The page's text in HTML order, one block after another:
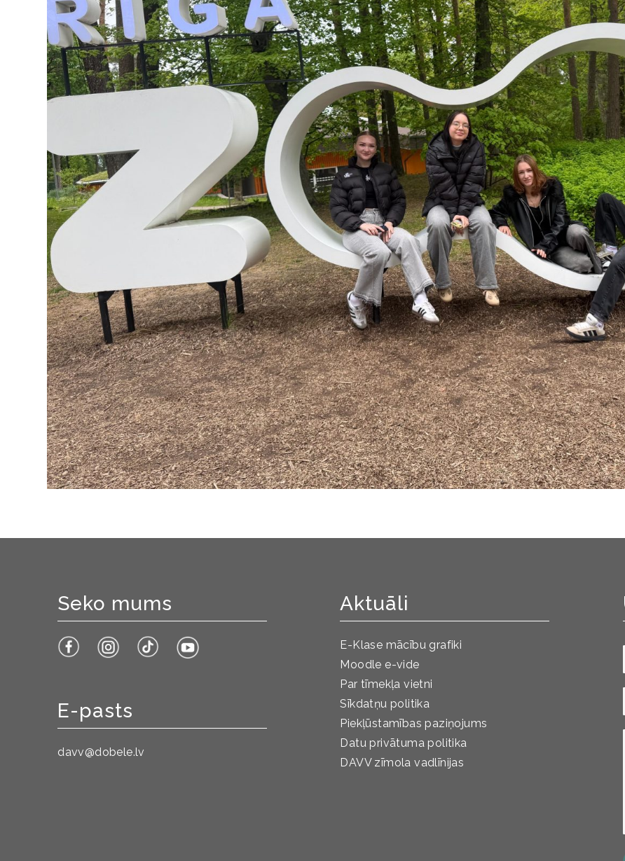
Seko mums
E-pasts
davv@dobele.lv
Aktuāli
E-Klase mācību grafiki
Moodle e-vide
Par tīmekļa vietni
Sīkdatņu politika
Piekļūstamības paziņojums
Datu privātuma politika
DAVV zīmola vadlīnijas